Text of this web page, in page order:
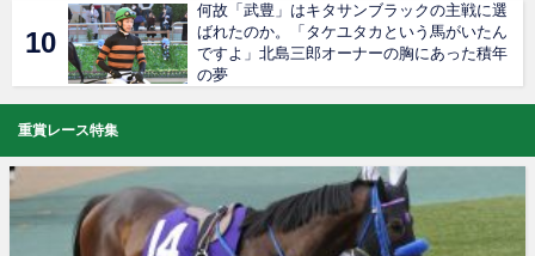
何故「武豊」はキタサンブラックの主戦に選
ばれたのか。「タケユタカという馬がいたん
ですよ」北島三郎オーナーの胸にあった積年
の夢
重賞レース特集